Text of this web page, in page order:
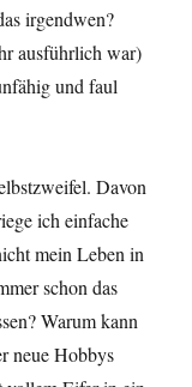
irgendwen?
ausführlich war)
und faul
Davon
ich einfache
mein Leben in
schon das
Warum kann
neue Hobbys